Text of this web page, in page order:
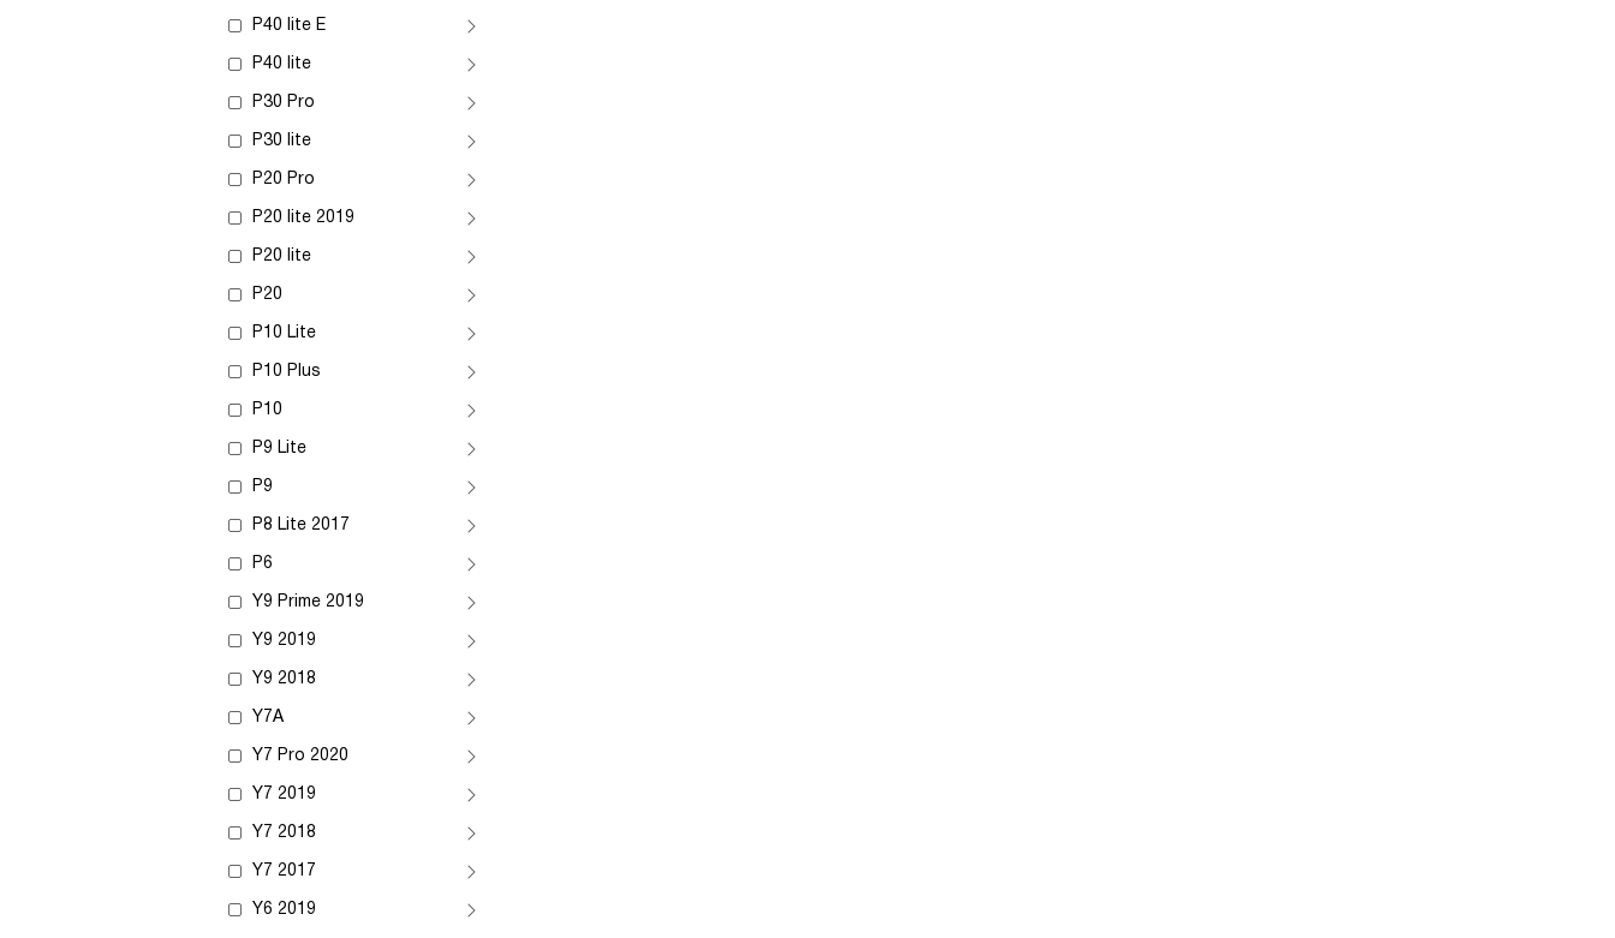
P40 lite E
P40 lite
P30 Pro
P30 lite
P20 Pro
P20 lite 2019
P20 lite
P20
P10 Lite
P10 Plus
P10
P9 Lite
P9
P8 Lite 2017
P6
Y9 Prime 2019
Y9 2019
Y9 2018
Y7A
Y7 Pro 2020
Y7 2019
Y7 2018
Y7 2017
Y6 2019